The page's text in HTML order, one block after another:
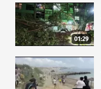
01:29